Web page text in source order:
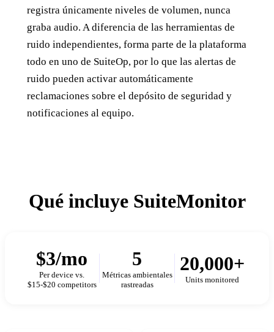
registra únicamente niveles de volumen, nunca
graba audio. A diferencia de las herramientas de
ruido independientes, forma parte de la plataforma
todo en uno de SuiteOp, por lo que las alertas de
ruido pueden activar automáticamente
reclamaciones sobre el depósito de seguridad y
notificaciones al equipo.
Qué incluye SuiteMonitor
$3/mo
Per device vs.
$15-$20 competitors
5
Métricas ambientales
rastreadas
20,000+
Units monitored